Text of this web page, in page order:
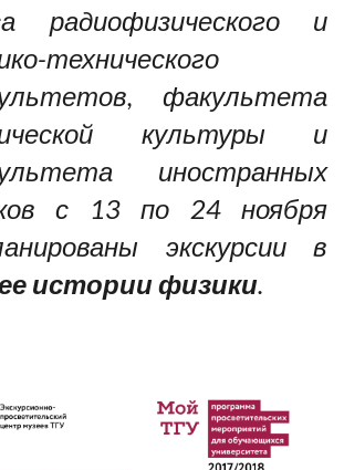
радиофизического и
технического
факультета
культуры и
иностранных
с 13 по 24 ноября
экскурсии в
истории физики.